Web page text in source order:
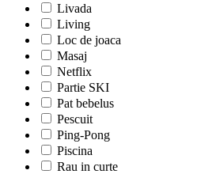
Livada
Living
Loc de joaca
Masaj
Netflix
Partie SKI
Pat bebelus
Pescuit
Ping-Pong
Piscina
Rau in curte